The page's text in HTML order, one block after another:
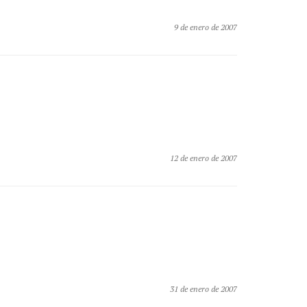
9 de enero de 2007
12 de enero de 2007
31 de enero de 2007